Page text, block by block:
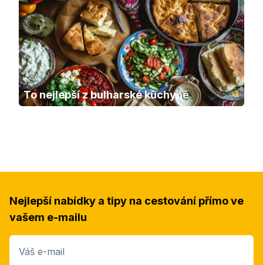
To nejlepší z bulharské kuchyně
Nejlepší nabídky a tipy na cestování přímo ve
vašem e-mailu
Váš e-mail